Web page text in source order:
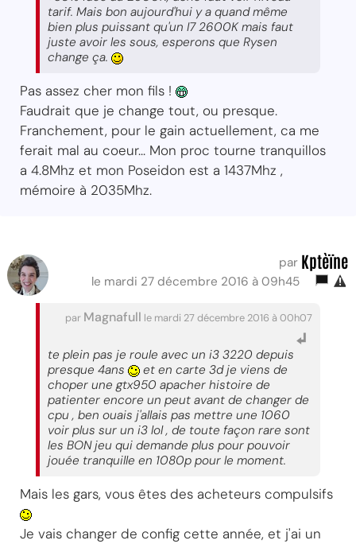
tarif. Mais bon aujourd'hui y a quand même
bien plus puissant qu'un I7 2600K mais faut
juste avoir les sous, esperons que Rysen
change ça.
Pas assez cher mon fils !
Faudrait que je change tout, ou presque.
Franchement, pour le gain actuellement, ca me
ferait mal au coeur... Mon proc tourne tranquillos
a 4.8Mhz et mon Poseidon est a 1437Mhz ,
mémoire à 2035Mhz.
par Kptèïne
le mardi 27 décembre 2016 à 09h45
par Magnafull le mardi 27 décembre 2016 à 00h07
te plein pas je roule avec un i3 3220 depuis
presque 4ans
et en carte 3d je viens de
choper une gtx950 apacher histoire de
patienter encore un peut avant de changer de
cpu , ben ouais j'allais pas mettre une 1060
voir plus sur un i3 lol , de toute façon rare sont
les BON jeu qui demande plus pour pouvoir
jouée tranquille en 1080p pour le moment.
Mais les gars, vous êtes des acheteurs compulsifs
Je vais changer de config cette année, et j'ai un